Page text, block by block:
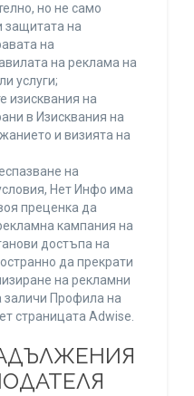
но не само
защитата на
на
на реклама на
услуги;
изисквания на
в Изисквания на
и визията на
на
Нет Инфо има
преценка да
кампания на
достъпа на
да прекрати
на рекламни
заличи Профила на
страницата Adwise.